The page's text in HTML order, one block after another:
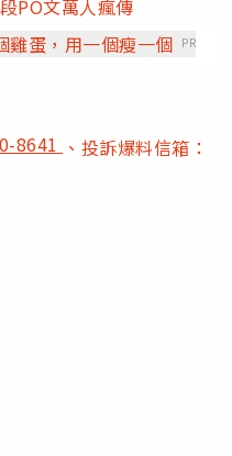
PO文萬人瘋傳
雞蛋，用一個瘦一個 PR
8641 、投訴爆料信箱：